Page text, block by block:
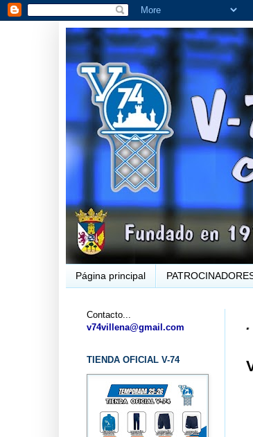
Página principal
VILLENA (ALICANTE) ... V-74
Contacto...
v74villena@gmail.com
TIENDA OFICIAL V-74